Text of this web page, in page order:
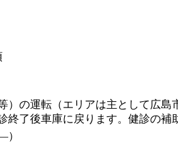
）の運転（エリアは主として広
終了後車庫に戻ります。健診の補
）